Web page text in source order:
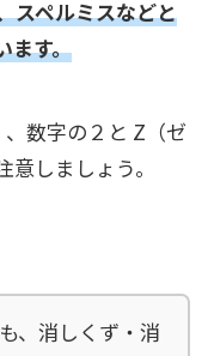
スペルミスなどと
ます。
数字の２と Z（ゼ
しましょう。
、消しくず・消